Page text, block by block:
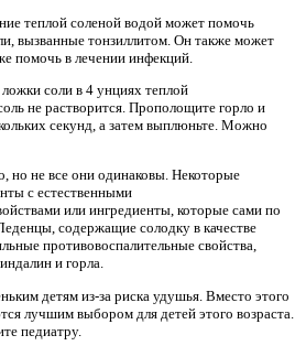
теплой соленой водой может помочь
вызванные тонзиллитом. Он также может
помочь в лечении инфекций.
соли в 4 унциях теплой
не растворится. Прополощите горло и
секунд, а затем выплюньте. Можно
но не все они одинаковы. Некоторые
с естественными
или ингредиенты, которые сами по
содержащие солодку в качестве
противовоспалительные свойства,
и горла.
детям из-за риска удушья. Вместо этого
лучшим выбором для детей этого возраста.
педиатру.